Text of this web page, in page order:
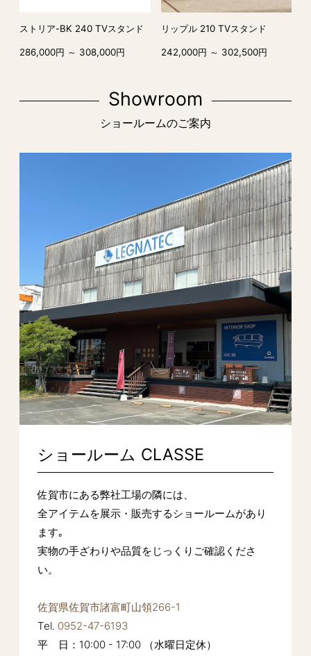
ストリア-BK 240 TVスタンド
286,000円 ～ 308,000円
リップル 210 TVスタンド
242,000円 ～ 302,500円
Showroom
ショールームのご案内
ショールーム CLASSE
佐賀市にある弊社工場の隣には、
全アイテムを展示・販売するショールームがあり
ます｡
実物の手ざわりや品質をじっくりご確認くださ
い。
佐賀県佐賀市諸富町山領266-1
Tel. 0952-47-6193
平 日：10:00 - 17:00 （水曜日定休）